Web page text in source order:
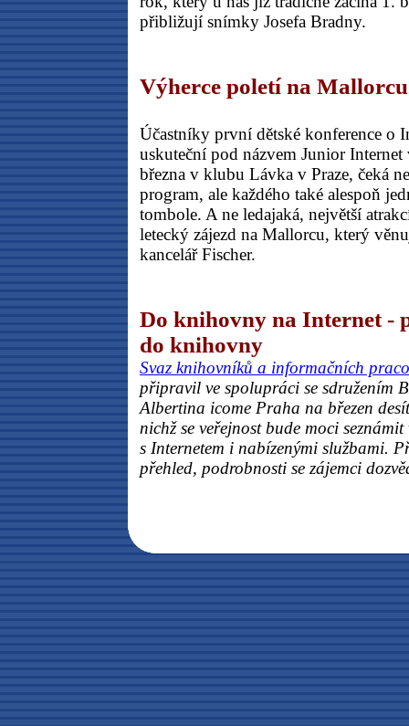
přibližují snímky Josefa Bradny.
Výherce poletí na Mallorcu
Účastníky první dětské konference o
uskuteční pod názvem Junior
března v klubu Lávka v Praze, čeká
program, ale každého také alespoň
tombole. A ne ledajaká, největší
letecký zájezd na Mallorcu, který
kancelář Fischer.
Do knihovny na Internet -
do knihovny
Svaz knihovníků a informačních
připravil ve spolupráci se sdružením
Albertina icome Praha na březen
nichž se veřejnost bude moci
s Internetem i nabízenými službami.
přehled, podrobnosti se zájemci